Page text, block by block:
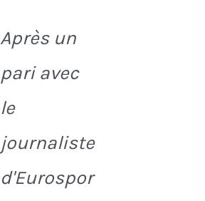
Après un
pari avec
le
journaliste
d'Eurospor